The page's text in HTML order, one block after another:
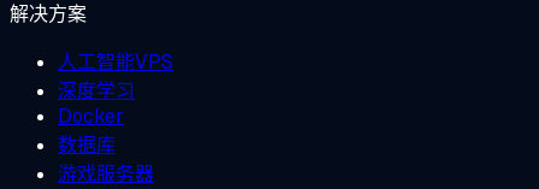
解决方案
人工智能VPS
深度学习
Docker
数据库
游戏服务器